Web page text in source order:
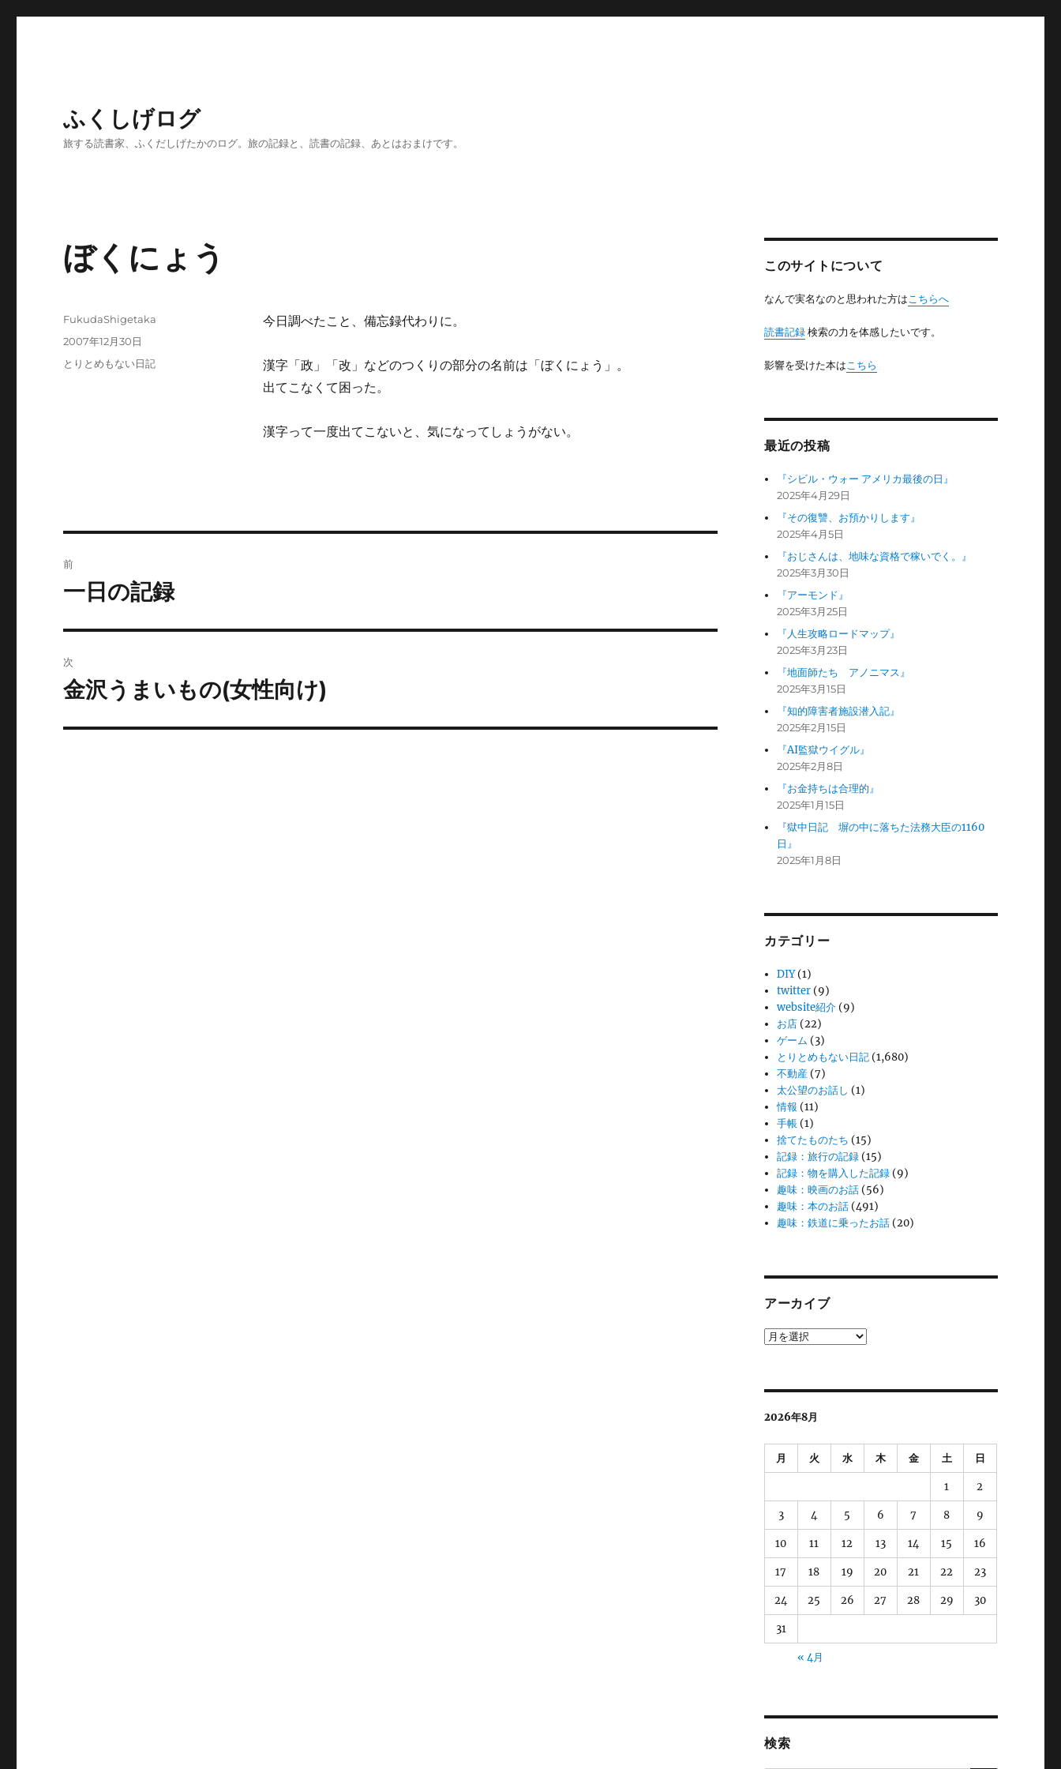
ふくしげログ
旅する読書家、ふくだしげたかのログ。旅の記録と、読書の記録、あとはおまけです。
ぼくにょう
今日調べたこと、備忘録代わりに。
漢字「政」「改」などのつくりの部分の名前は「ぼくにょう」。
出てこなくて困った。
漢字って一度出てこないと、気になってしょうがない。
投
FukudaShigetaka
投
2007年12月30日
カ
とりとめもない日記
ゲ
前
前
投
稿:
一日の記録
次
次
投
金沢うまいもの(女性向け)
このサイトについて
なんで実名なのと思われた方はこちらへ
読書記録検索の力を体感したいです。
影響を受けた本はこちら
最近の投稿
『シビル・ウォー アメリカ最後の日』
2025年4月29日
『その復讐、お預かりします』
2025年4月5日
『おじさんは、地味な資格で稼いでく。』
2025年3月30日
『アーモンド』
2025年3月25日
『人生攻略ロードマップ』
2025年3月23日
『地面師たち アノニマス』
2025年3月15日
『知的障害者施設潜入記』
2025年2月15日
『AI監獄ウイグル』
2025年2月8日
『お金持ちは合理的』
2025年1月15日
『獄中日記 塀の中に落ちた法務大臣の1160
日』
2025年1月8日
カテゴリー
DIY(1)
twitter (9)
website紹介 (9)
お店 (22)
ゲーム (3)
とりとめもない日記 (1,680)
不動産 (7)
太公望のお話し (1)
情報 (11)
手帳 (1)
捨てたものたち (15)
記録：旅行の記録 (15)
記録：物を購入した記録 (9)
趣味：映画のお話 (56)
趣味：本のお話 (491)
趣味：鉄道に乗ったお話 (20)
アーカイブ
ア
2026年8月
月 火 水 木 金 土 日
1 2
3 4 5 6 7 8 9
10 11 12 13 14 15 16
17 18 19 20 21 22 23
24 25 26 27 28 29 30
31
« 4月
検索